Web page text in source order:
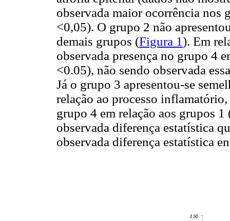
observada maior ocorrência nos
<0,05). O grupo 2 não
demais grupos (Figura 1). Em
observada presença no grupo 4
<0.05), não sendo observada
Já o grupo 3 apresentou-se
relação ao processo
grupo 4 em relação aos grupos
observada diferença estatística
observada diferença estatística